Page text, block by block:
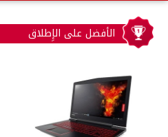
الأفضل على الإِطلاق‎